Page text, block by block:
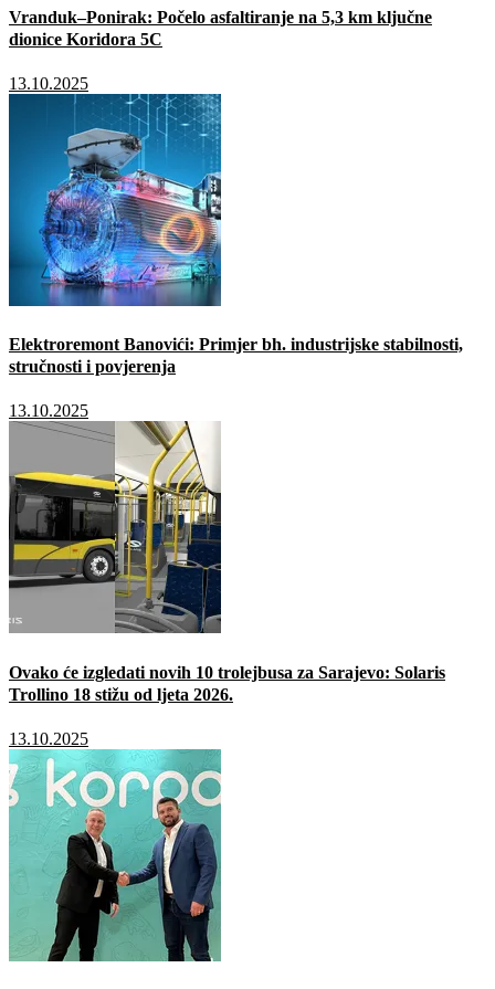
Vranduk–Ponirak: Počelo asfaltiranje na 5,3 km ključne
dionice Koridora 5C
13.10.2025
Elektroremont Banovići: Primjer bh. industrijske stabilnosti,
stručnosti i povjerenja
13.10.2025
Ovako će izgledati novih 10 trolejbusa za Sarajevo: Solaris
Trollino 18 stižu od ljeta 2026.
13.10.2025